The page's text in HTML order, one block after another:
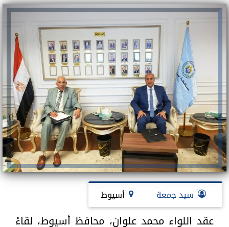
سيد جمعة أسيوط
عقد اللواء محمد علوان، محافظ أسيوط، لقاءً